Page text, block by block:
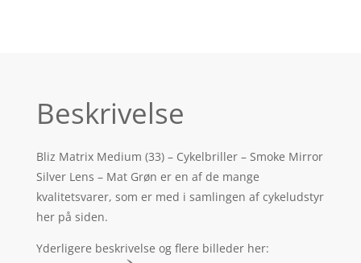
Beskrivelse
Bliz Matrix Medium (33) – Cykelbriller – Smoke Mirror
Silver Lens – Mat Grøn er en af de mange
kvalitetsvarer, som er med i samlingen af cykeludstyr
her på siden.
Yderligere beskrivelse og flere billeder her: